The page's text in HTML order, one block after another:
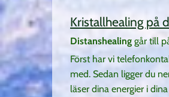
Kristallhealing på
Distanshealing går till
Först har vi
med. Sedan ligger du
läser dina energier i